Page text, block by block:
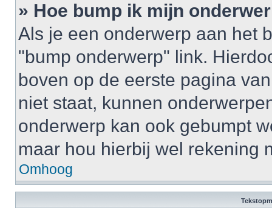
» Hoe bump ik mijn
Als je een onderwerp aan het
"bump onderwerp" link.
boven op de eerste pagina
niet staat, kunnen
onderwerp kan ook gebumpt
maar hou hierbij wel rekening
Omhoog